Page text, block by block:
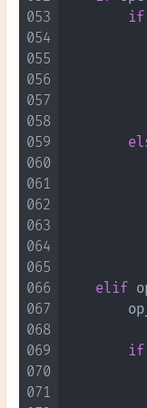
053
054
055
056
057
058
059
060
061
062
063
064
065
066
067
068
069
070
071
if
elif
if